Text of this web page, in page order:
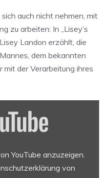
auch nicht nehmen, mit
zu arbeiten: In „Lisey’s
Landon erzählt, die
dem bekannten
der Verarbeitung ihres
YouTube anzuzeigen.
von